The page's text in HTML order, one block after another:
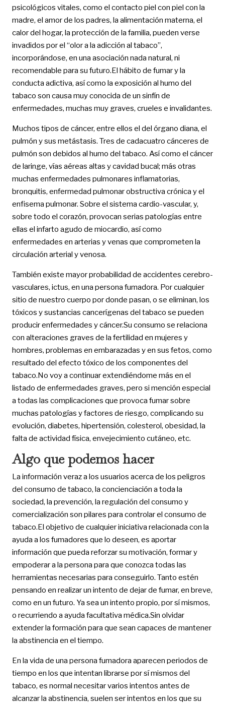
psicológicos vitales, como el contacto piel con piel con la
madre, el amor de los padres, la alimentación materna, el
calor del hogar, la protección de la familia, pueden verse
invadidos por el “olor a la adicción al tabaco”,
incorporándose, en una asociación nada natural, ni
recomendable para su futuro.El hábito de fumar y la
conducta adictiva, así como la exposición al humo del
tabaco son causa muy conocida de un sinfín de
enfermedades, muchas muy graves, crueles e invalidantes.
Muchos tipos de cáncer, entre ellos el del órgano diana, el
pulmón y sus metástasis. Tres de cadacuatro cánceres de
pulmón son debidos al humo del tabaco. Así como el cáncer
de laringe, vías aéreas altas y cavidad bucal; más otras
muchas enfermedades pulmonares inflamatorias,
bronquitis, enfermedad pulmonar obstructiva crónica y el
enfisema pulmonar. Sobre el sistema cardio-vascular, y,
sobre todo el corazón, provocan serias patologías entre
ellas el infarto agudo de miocardio, así como
enfermedades en arterias y venas que comprometen la
circulación arterial y venosa.
También existe mayor probabilidad de accidentes cerebro-
vasculares, ictus, en una persona fumadora. Por cualquier
sitio de nuestro cuerpo por donde pasan, o se eliminan, los
tóxicos y sustancias cancerígenas del tabaco se pueden
producir enfermedades y cáncer.Su consumo se relaciona
con alteraciones graves de la fertilidad en mujeres y
hombres, problemas en embarazadas y en sus fetos, como
resultado del efecto tóxico de los componentes del
tabaco.No voy a continuar extendiéndome más en el
listado de enfermedades graves, pero si mención especial
a todas las complicaciones que provoca fumar sobre
muchas patologías y factores de riesgo, complicando su
evolución, diabetes, hipertensión, colesterol, obesidad, la
falta de actividad física, envejecimiento cutáneo, etc.
Algo que podemos hacer
La información veraz a los usuarios acerca de los peligros
del consumo de tabaco, la concienciación a toda la
sociedad, la prevención, la regulación del consumo y
comercialización son pilares para controlar el consumo de
tabaco.El objetivo de cualquier iniciativa relacionada con la
ayuda a los fumadores que lo deseen, es aportar
información que pueda reforzar su motivación, formar y
empoderar a la persona para que conozca todas las
herramientas necesarias para conseguirlo. Tanto estén
pensando en realizar un intento de dejar de fumar, en breve,
como en un futuro. Ya sea un intento propio, por sí mismos,
o recurriendo a ayuda facultativa médica.Sin olvidar
extender la formación para que sean capaces de mantener
la abstinencia en el tiempo.
En la vida de una persona fumadora aparecen periodos de
tiempo en los que intentan librarse por sí mismos del
tabaco, es normal necesitar varios intentos antes de
alcanzar la abstinencia, suelen ser intentos en los que su